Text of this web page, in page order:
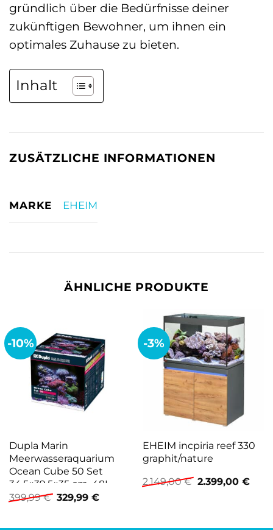
gründlich über die Bedürfnisse deiner
zukünftigen Bewohner, um ihnen ein
optimales Zuhause zu bieten.
Inhalt
ZUSÄTZLICHE INFORMATIONEN
MARKE EHEIM
ÄHNLICHE PRODUKTE
-10%
Dupla Marin
Meerwasseraquarium
Ocean Cube 50 Set
34,5×39,5×35 cm, 48L
399,99€ Ursprünglicher
Preis
399,99 €
329,99 €Aktueller
329,99 €.
-3%
EHEIM incpiria reef 330
graphit/nature
2.149,00€ Ursprünglicher
2.399,00 €